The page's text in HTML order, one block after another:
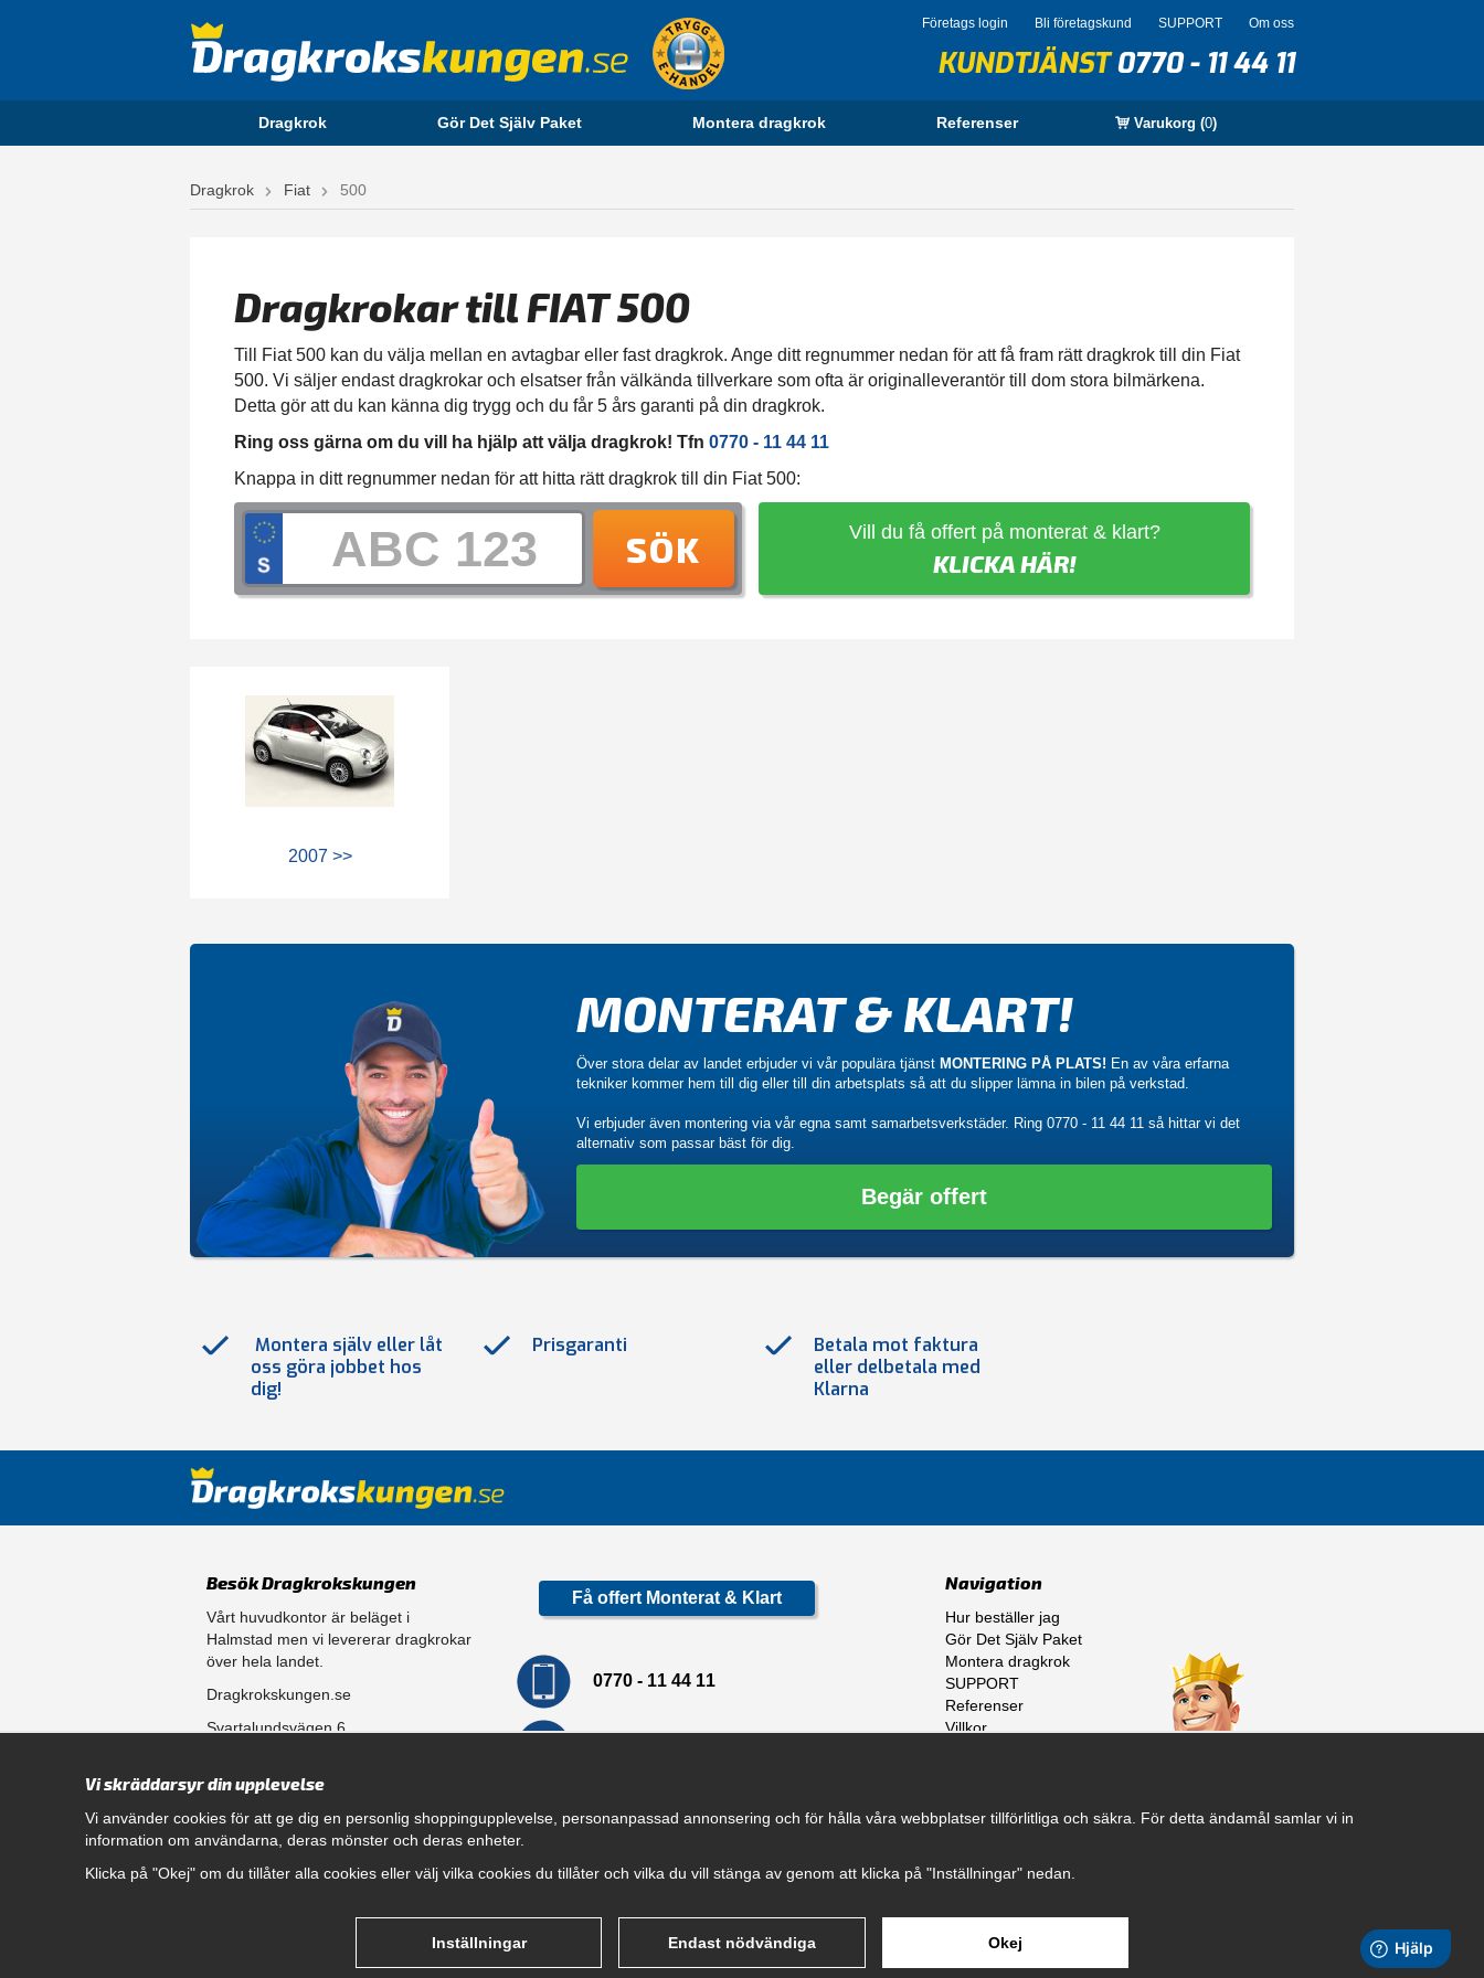
Företags login Bli företagskund SUPPORT Om oss
KUNDTJÄNST0770 - 11 44 11
Dragkrok Gör Det Själv Paket Montera dragkrok Referenser Varukorg (0)
Dragkrok Fiat 500
Dragkrokar till FIAT 500
Till Fiat 500 kan du välja mellan en avtagbar eller fast dragkrok. Ange ditt regnummer nedan för att få fram rätt dragkrok till din Fiat
500. Vi säljer endast dragkrokar och elsatser från välkända tillverkare som ofta är originalleverantör till dom stora bilmärkena.
Detta gör att du kan känna dig trygg och du får 5 års garanti på din dragkrok.
Ring oss gärna om du vill ha hjälp att välja dragkrok! Tfn 0770 - 11 44 11
Knappa in ditt regnummer nedan för att hitta rätt dragkrok till din Fiat 500:
SÖK Vill du få offert på monterat & klart?
KLICKA HÄR!
2007 >>
MONTERAT & KLART!
Över stora delar av landet erbjuder vi vår populära tjänst MONTERING PÅ PLATS! En av våra erfarna
tekniker kommer hem till dig eller till din arbetsplats så att du slipper lämna in bilen på verkstad.
Vi erbjuder även montering via vår egna samt samarbetsverkstäder. Ring 0770 - 11 44 11 så hittar vi det
alternativ som passar bäst för dig.
Begär offert
Montera själv eller låt
oss göra jobbet hos
dig!
Prisgaranti
Betala mot faktura
eller delbetala med
Klarna
Besök Dragkrokskungen
Vårt huvudkontor är beläget i
Halmstad men vi levererar dragkrokar
över hela landet.
Dragkrokskungen.se
Svartalundsvägen 6
556861-0256
Öppettider
Hitta rätt dragkrok till din bil
Få offert Monterat & Klart
0770 - 11 44 11
Navigation
Hur beställer jag
Gör Det Själv Paket
Montera dragkrok
SUPPORT
Referenser
Villkor
Vi skräddarsyr din upplevelse
Vi använder cookies för att ge dig en personlig shoppingupplevelse, personanpassad annonsering och för hålla våra webbplatser tillförlitliga och säkra. För detta ändamål samlar vi in
information om användarna, deras mönster och deras enheter.
Klicka på "Okej" om du tillåter alla cookies eller välj vilka cookies du tillåter och vilka du vill stänga av genom att klicka på "Inställningar" nedan.
Inställningar Endast nödvändiga Okej